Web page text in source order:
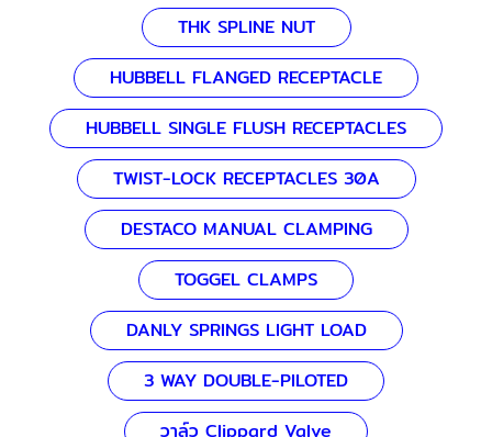
THK SPLINE NUT
HUBBELL FLANGED RECEPTACLE
HUBBELL SINGLE FLUSH RECEPTACLES
TWIST-LOCK RECEPTACLES 30A
DESTACO MANUAL CLAMPING
TOGGEL CLAMPS
DANLY SPRINGS LIGHT LOAD
3 WAY DOUBLE-PILOTED
วาล์ว Clippard Valve